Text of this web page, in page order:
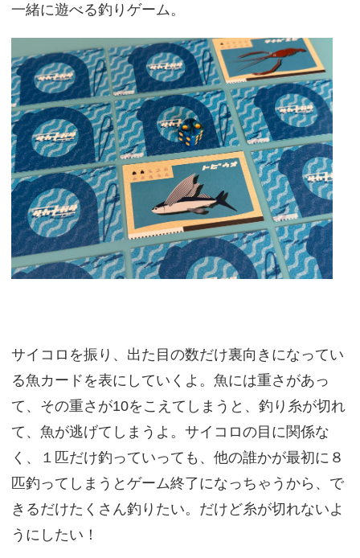
一緒に遊べる釣りゲーム。
サイコロを振り、出た目の数だけ裏向きになってい
る魚カードを表にしていくよ。魚には重さがあっ
て、その重さが10をこえてしまうと、釣り糸が切れ
て、魚が逃げてしまうよ。サイコロの目に関係な
く、１匹だけ釣っていっても、他の誰かが最初に８
匹釣ってしまうとゲーム終了になっちゃうから、で
きるだけたくさん釣りたい。だけど糸が切れないよ
うにしたい！